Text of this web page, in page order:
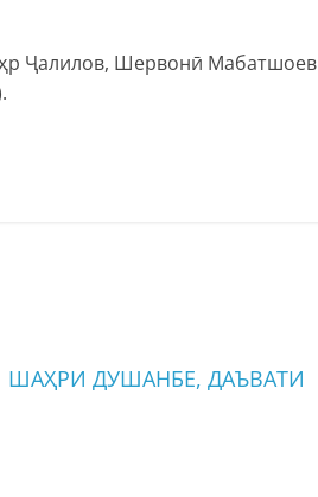
Ҷалилов, Шервонӣ Мабатшоев
ДУШАНБЕ, ДАЪВАТИ